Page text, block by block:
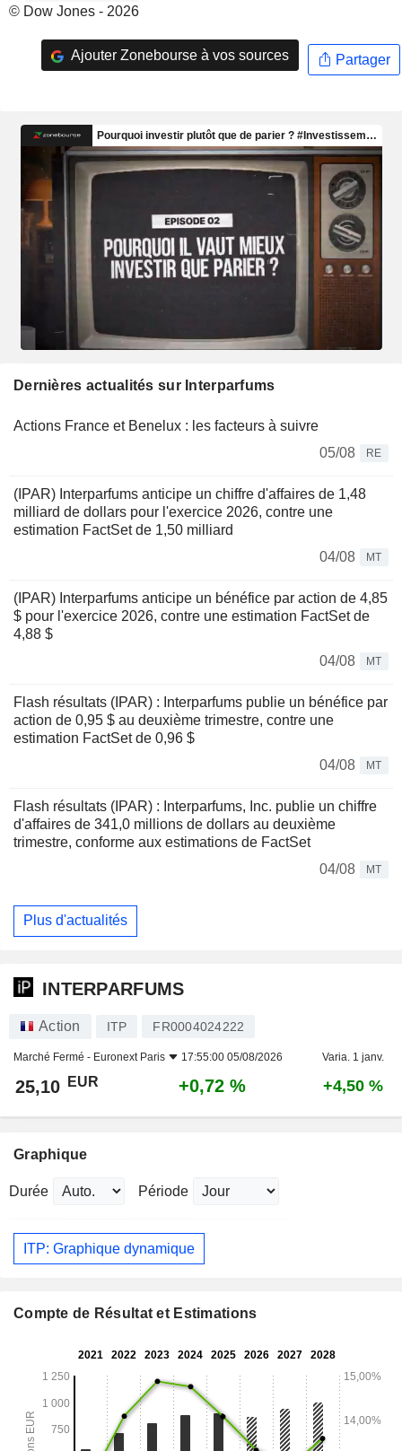
© Dow Jones - 2026
Ajouter Zonebourse à vos sources Partager
Dernières actualités sur Interparfums
Actions France et Benelux : les facteurs à suivre
05/08
RE
(IPAR) Interparfums anticipe un chiffre d'affaires de 1,48
milliard de dollars pour l'exercice 2026, contre une
estimation FactSet de 1,50 milliard
04/08
MT
(IPAR) Interparfums anticipe un bénéfice par action de 4,85
$ pour l'exercice 2026, contre une estimation FactSet de
4,88 $
04/08
MT
Flash résultats (IPAR) : Interparfums publie un bénéfice par
action de 0,95 $ au deuxième trimestre, contre une
estimation FactSet de 0,96 $
04/08
MT
Flash résultats (IPAR) : Interparfums, Inc. publie un chiffre
d'affaires de 341,0 millions de dollars au deuxième
trimestre, conforme aux estimations de FactSet
04/08
MT
Plus d'actualités
INTERPARFUMS
Action ITP FR0004024222
Marché Fermé - Euronext Paris 17:55:00 05/08/2026 Varia. 1 janv.
25,10 EUR +0,72 % +4,50 %
Graphique
Durée Période
ITP: Graphique dynamique
Compte de Résultat et Estimations